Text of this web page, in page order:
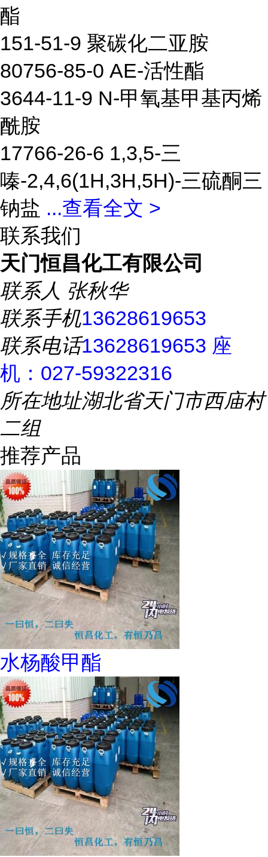
酯
151-51-9 聚碳化二亚胺
80756-85-0 AE-活性酯
3644-11-9 N-甲氧基甲基丙烯
酰胺
17766-26-6 1,3,5-三
嗪-2,4,6(1H,3H,5H)-三硫酮三
钠盐 ...查看全文 >
联系我们
天门恒昌化工有限公司
联系人 张秋华
联系手机13628619653
联系电话13628619653 座
机：027-59322316
所在地址湖北省天门市西庙村
二组
推荐产品
水杨酸甲酯